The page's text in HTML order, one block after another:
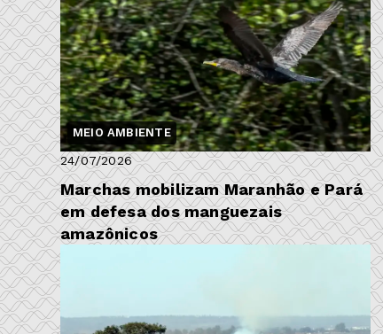
MEIO AMBIENTE
24/07/2026
Marchas mobilizam Maranhão e Pará
em defesa dos manguezais
amazônicos